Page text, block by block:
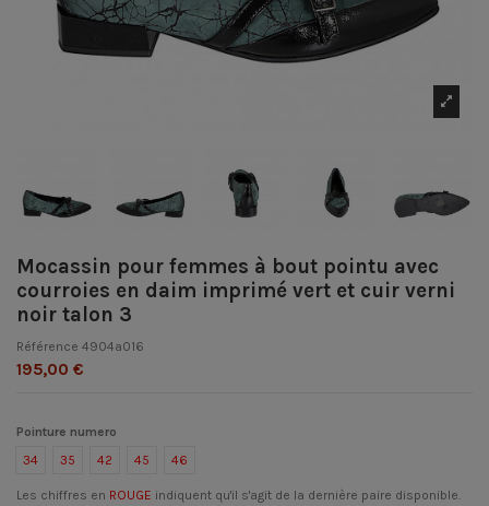
Mocassin pour femmes à bout pointu avec
courroies en daim imprimé vert et cuir verni
noir talon 3
Référence 4904a016
195,00 €
Pointure numero
34
35 42 45 46
Les chiffres en ROUGE indiquent qu'il s'agit de la dernière paire disponible.